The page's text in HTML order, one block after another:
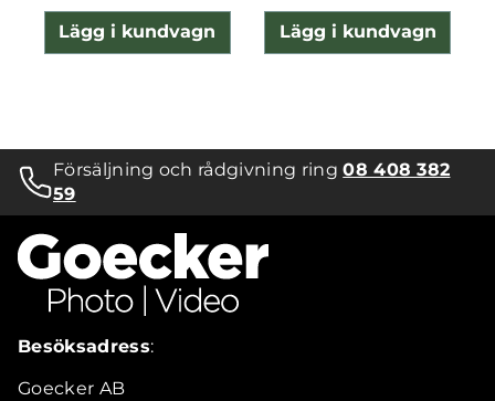
Lägg i kundvagn Lägg i kundvagn
Försäljning och rådgivning ring08 408 382
59
Besöksadress:
Goecker AB